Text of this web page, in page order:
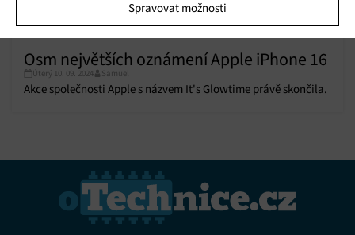
Ukládání a/nebo přístup k informacím v zařízení, Porozumění
publiku prostřednictvím statistik nebo kombinací údajů z
různých zdrojů.
Marketing
personalizované reklamy, Vytváření profilů pro
personalizovaný obsah, Používání profilů pro výběr
personalizovaného obsahu, Použití omezených údajů k výběru
obsahu.
Spravovat možnosti
Osm největších oznámení Apple iPhone 16
Úterý 10. 09. 2024 Samuel
Akce společnosti Apple s názvem It's Glowtime právě skončila.